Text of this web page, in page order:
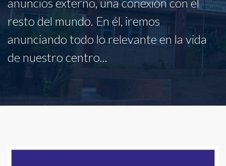
resto del mundo. En él, iremos
anunciando todo lo relevante en la vida
de nuestro centro...